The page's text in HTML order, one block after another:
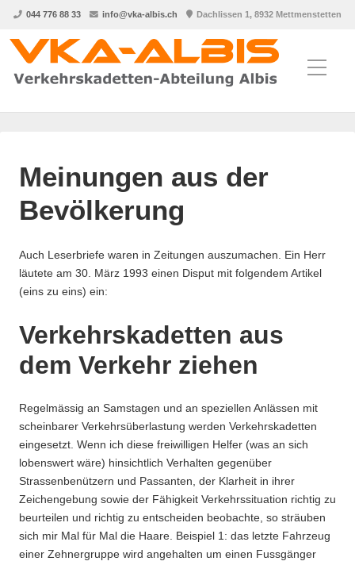
044 776 88 33 info@vka-albis.ch Dachlissen 1, 8932 Mettmenstetten
Meinungen aus der
Bevölkerung
Auch Leserbriefe waren in Zeitungen auszumachen. Ein Herr
läutete am 30. März 1993 einen Disput mit folgendem Artikel
(eins zu eins) ein:
Verkehrskadetten aus
dem Verkehr ziehen
Regelmässig an Samstagen und an speziellen Anlässen mit
scheinbarer Verkehrsüberlastung werden Verkehrskadetten
eingesetzt. Wenn ich diese freiwilligen Helfer (was an sich
lobenswert wäre) hinsichtlich Verhalten gegenüber
Strassenbenützern und Passanten, der Klarheit in ihrer
Zeichengebung sowie der Fähigkeit Verkehrssituation richtig zu
beurteilen und richtig zu entscheiden beobachte, so sträuben
sich mir Mal für Mal die Haare. Beispiel 1: das letzte Fahrzeug
einer Zehnergruppe wird angehalten um einen Fussgänger